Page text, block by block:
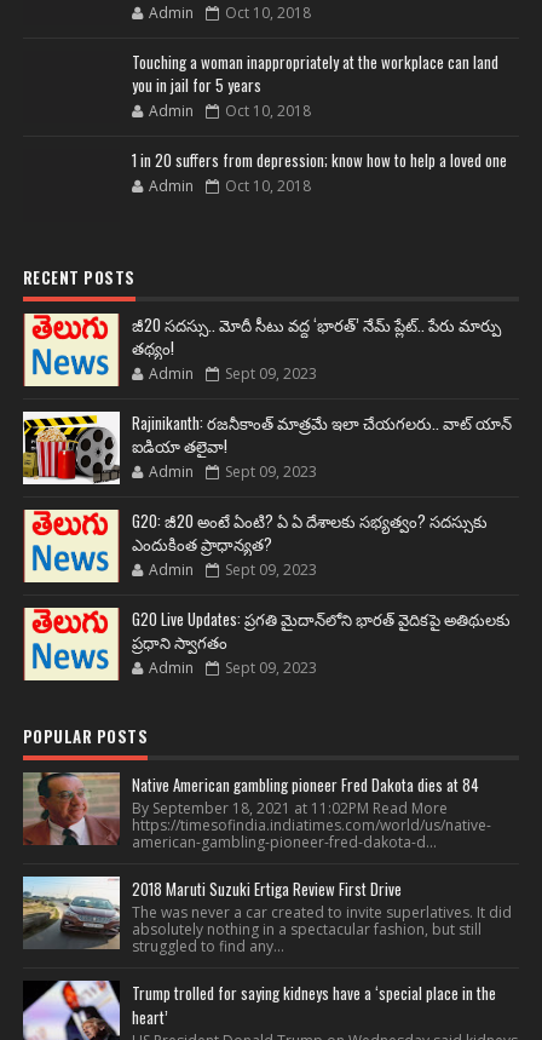
Admin Oct 10, 2018
Touching a woman inappropriately at the workplace can land
you in jail for 5 years
Admin Oct 10, 2018
1 in 20 suffers from depression; know how to help a loved one
Admin Oct 10, 2018
RECENT POSTS
జీ20 సదస్సు.. మోదీ సీటు వద్ద ‘భారత్’ నేమ్ ప్లేట్‌.. పేరు మార్పు
తథ్యం!
Admin Sept 09, 2023
Rajinikanth: రజనీకాంత్ మాత్రమే ఇలా చేయగలరు.. వాట్ యాన్
ఐడియా తలైవా!
Admin Sept 09, 2023
G20: జీ20 అంటే ఏంటి? ఏ ఏ దేశాలకు సభ్యత్వం? సదస్సుకు
ఎందుకింత ప్రాధాన్యత?
Admin Sept 09, 2023
G20 Live Updates: ప్రగతి మైదాన్‌లోని భారత్ వైదికపై అతిథులకు
ప్రధాని స్వాగతం
Admin Sept 09, 2023
POPULAR POSTS
Native American gambling pioneer Fred Dakota dies at 84
By September 18, 2021 at 11:02PM Read More
https://timesofindia.indiatimes.com/world/us/native-
american-gambling-pioneer-fred-dakota-d...
2018 Maruti Suzuki Ertiga Review First Drive
The was never a car created to invite superlatives. It did
absolutely nothing in a spectacular fashion, but still
struggled to find any...
Trump trolled for saying kidneys have a ‘special place in the
heart’